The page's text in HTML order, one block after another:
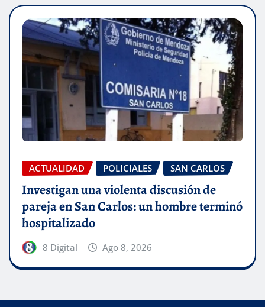
ACTUALIDAD POLICIALES SAN CARLOS
Investigan una violenta discusión de
pareja en San Carlos: un hombre terminó
hospitalizado
8 Digital Ago 8, 2026